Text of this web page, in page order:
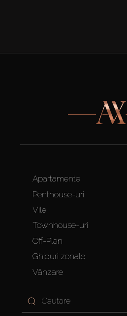
Apartamente
Penthouse-uri
Vile
Townhouse-uri
Off-Plan
Ghiduri zonale
Vânzare